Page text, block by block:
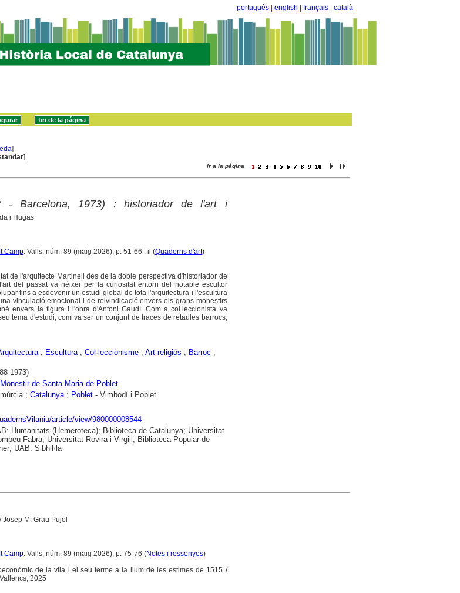
português english français català
]
]
ir a la página
- Barcelona, 1973) : historiador de l'art i
i Hugas
Camp. Valls, núm. 89 (maig 2026), p. 51-66 : il (Quaderns d'art)
de l'arquitecte Martinell des de la doble perspectiva d'historiador de
del passat va néixer per la curiositat entorn del notable escultor
fins a esdevenir un estudi global de tota l'arquitectura i l'escultura
vinculació emocional i de reivindicació envers els grans monestirs
envers la figura i l'obra d'Antoni Gaudí. Com a col.leccionista va
tema d'estudi, com va ser un conjunt de traces de retaules barrocs,
; Escultura; Col·leccionisme; Art religiós ; Barroc ;
1973)
Monestir de Santa Maria de Poblet
; Catalunya; Poblet- Vimbodí i Poblet
article/view/980000008544
Humanitats (Hemeroteca); Biblioteca de Catalunya; Universitat
Fabra; Universitat Rovira i Virgili; Biblioteca Popular de
UAB: Sibhil·la
Josep M. Grau Pujol
Camp. Valls, núm. 89 (maig 2026), p. 75-76 (Notes i ressenyes)
de la vila i el seu terme a la llum de les estimes de 1515 /
2025